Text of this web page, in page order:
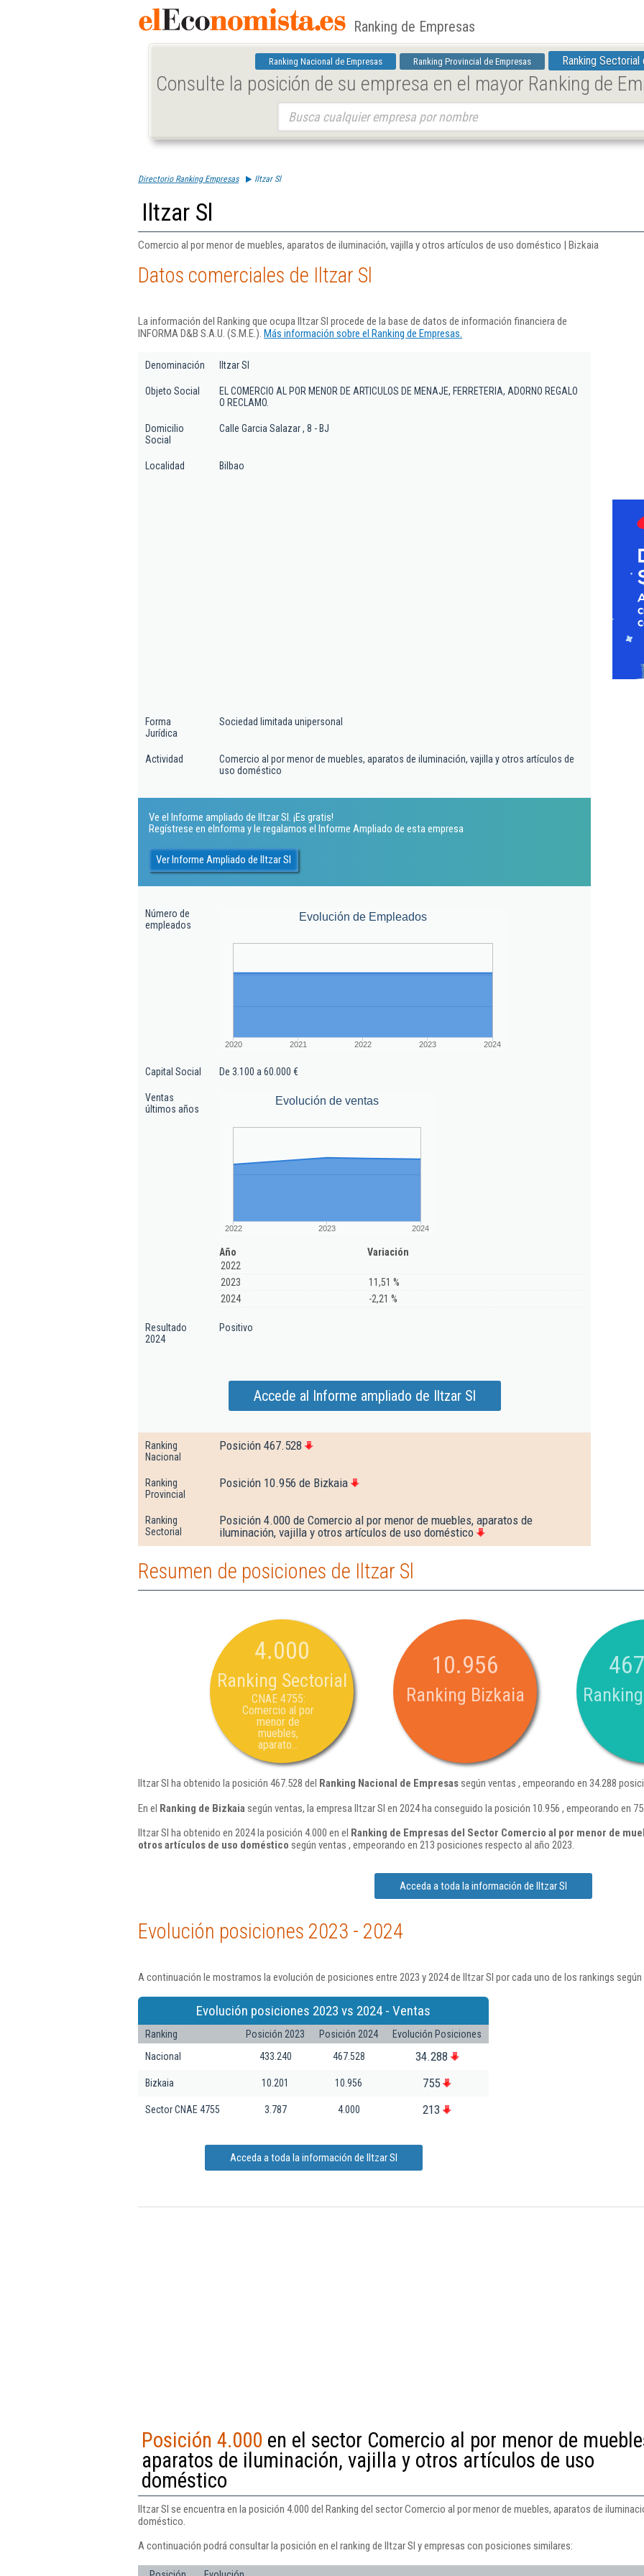
Ranking de Empresas
Ranking Nacional de Empresas Ranking Provincial de Empresas Ranking Sectorial
Consulte la posición de su empresa en el mayor Ranking de
Directorio Ranking Empresas Iltzar Sl
Iltzar Sl
Comercio al por menor de muebles, aparatos de iluminación, vajilla y otros artículos de uso doméstico | Bizkaia
Datos comerciales de Iltzar Sl
La información del Ranking que ocupa Iltzar Sl procede de la base de datos de información financiera de
INFORMA D&B S.A.U. (S.M.E.). Más información sobre el Ranking de Empresas.
Denominación Iltzar Sl
Objeto Social
EL COMERCIO AL POR MENOR DE ARTICULOS DE MENAJE, FERRETERIA, ADORNO REGALO
O RECLAMO.
Domicilio
Social
Calle Garcia Salazar , 8 - BJ
Localidad Bilbao
Forma
Jurídica
Sociedad limitada unipersonal
Actividad
Comercio al por menor de muebles, aparatos de iluminación, vajilla y otros artículos de
uso doméstico
Ve el Informe ampliado de Iltzar Sl. ¡Es gratis!
Regístrese en eInforma y le regalamos el Informe Ampliado de esta empresa
Ver Informe Ampliado de Iltzar Sl
Número de
empleados
Evolución de Empleados
2020 2021 2022 2023 2024
Capital Social De 3.100 a 60.000 €
Ventas
últimos años
Evolución de ventas
2022 2023 2024
Año
Variación
2022
2023
11,51 %
2024
-2,21 %
Resultado
2024
Positivo
Accede al Informe ampliado de Iltzar Sl
Ranking
Nacional
Posición 467.528
Ranking
Provincial
Posición 10.956 de Bizkaia
Ranking
Sectorial
Posición 4.000 de Comercio al por menor de muebles, aparatos de
iluminación, vajilla y otros artículos de uso doméstico
Resumen de posiciones de Iltzar Sl
4.000
Ranking Sectorial
CNAE 4755:
Comercio al por
menor de
muebles,
aparato...
10.956
Ranking Bizkaia
Iltzar Sl ha obtenido la posición 467.528 del Ranking Nacional de Empresassegún ventas , empeorando en 34.288
En el Ranking de Bizkaia según ventas, la empresa Iltzar Sl en 2024 ha conseguido la posición 10.956 , empeorando en
Iltzar Sl ha obtenido en 2024 la posición 4.000 en el Ranking de Empresas del Sector Comercio al por menor de
otros artículos de uso doméstico según ventas , empeorando en 213 posiciones respecto al año 2023.
Acceda a toda la información de Iltzar Sl
Evolución posiciones 2023 - 2024
A continuación le mostramos la evolución de posiciones entre 2023 y 2024 de Iltzar Sl por cada uno de los rankings
Evolución posiciones 2023 vs 2024 - Ventas
Ranking Posición 2023 Posición 2024
Evolución Posiciones
Nacional
433.240 467.528 34.288
Bizkaia 10.201 10.956 755
Sector CNAE 4755 3.787 4.000 213
Acceda a toda la información de Iltzar Sl
Posición 4.000 en el sector Comercio al por menor de
aparatos de iluminación, vajilla y otros artículos de uso
doméstico
Iltzar Sl se encuentra en la posición 4.000 del Ranking del sector Comercio al por menor de muebles, aparatos de
doméstico.
A continuación podrá consultar la posición en el ranking de Iltzar Sl y empresas con posiciones similares: